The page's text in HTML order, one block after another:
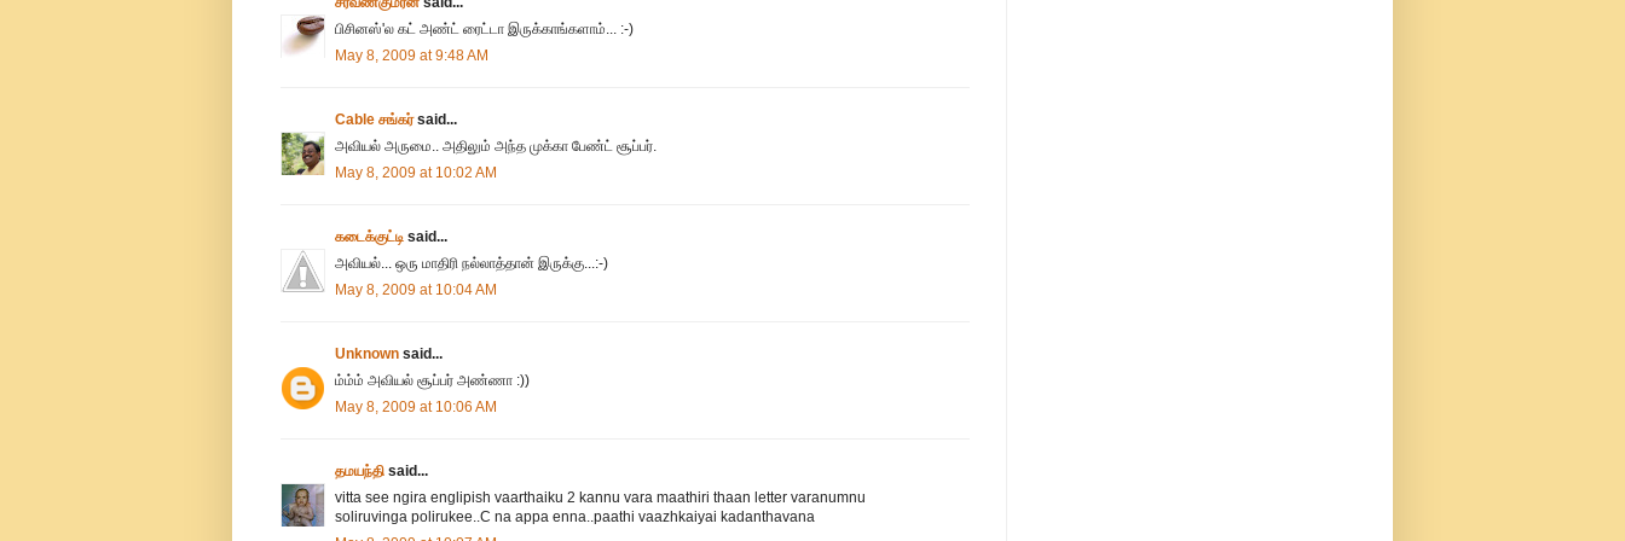
பிசினஸ்'ல கட் அண்ட் ரைட்டா இருக்காங்களாம்... :-)
May 8, 2009 at 9:48 AM
Cable சங்கர்said...
அவியல் அருமை.. அதிலும் அந்த முக்கா பேண்ட் சூப்பர்.
May 8, 2009 at 10:02 AM
கடைக்குட்டி said...
அவியல்... ஒரு மாதிரி நல்லாத்தான் இருக்கு...:-)
May 8, 2009 at 10:04 AM
Unknown said...
ம்ம்ம் அவியல் சூப்பர் அண்ணா :))
May 8, 2009 at 10:06 AM
தமயந்தி said...
vitta see ngira englipish vaarthaiku 2 kannu vara maathiri thaan letter varanumnu
soliruvinga polirukee..C na appa enna..paathi vaazhkaiyai kadanthavana